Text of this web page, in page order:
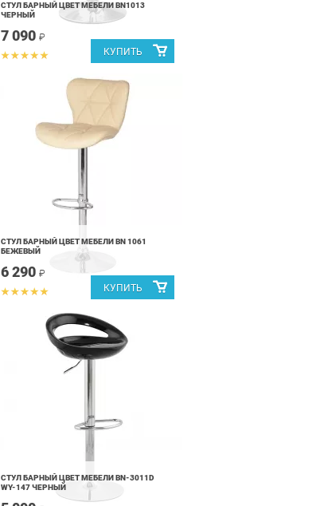
СТУЛ БАРНЫЙ ЦВЕТ МЕБЕЛИ BN1013
ЧЕРНЫЙ
7 090 ₽
СТУЛ БАРНЫЙ ЦВЕТ МЕБЕЛИ BN 1061
БЕЖЕВЫЙ
6 290 ₽
СТУЛ БАРНЫЙ ЦВЕТ МЕБЕЛИ BN-3011D
WY-147 ЧЕРНЫЙ